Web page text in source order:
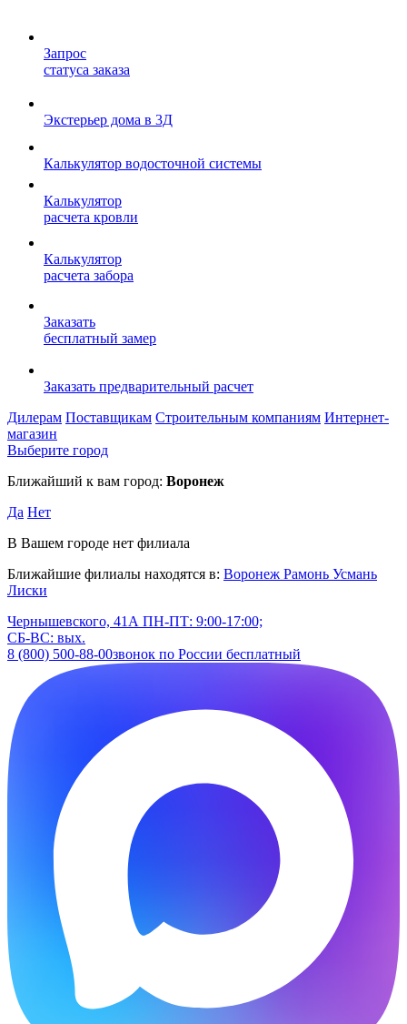
Запрос
статуса заказа
Экстерьер дома в 3Д
Калькулятор водосточной системы
Калькулятор
расчета кровли
Калькулятор
расчета забора
Заказать
бесплатный замер
Заказать предварительный расчет
Дилерам Поставщикам Строительным компаниям Интернет-
магазин
Выберите город
Ближайший к вам город: Воронеж
Да Нет
В Вашем городе нет филиала
Ближайшие филиалы находятся в: Воронеж Рамонь Усмань
Лиски
Чернышевского, 41А ПН-ПТ: 9:00-17:00;
СБ-ВС: вых.
8 (800) 500-88-00звонок по России бесплатный